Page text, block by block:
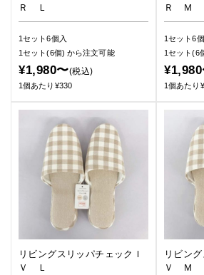
Ｒ Ｌ
1セット6個入
1セット(6個) から注文可能
¥1,980〜(税込)
1個あたり¥330
Ｒ Ｍ
1セット6
1セット(6
¥1,980
1個あたり
リビングスリッパチェックＩ
Ｖ Ｌ
リビン
Ｖ Ｍ